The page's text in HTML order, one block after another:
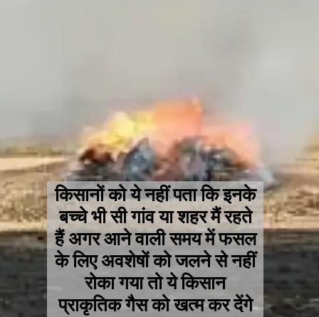
किसानों को ये नहीं पता कि इनके
बच्चे भी सी गांव या शहर मैं रहते
हैं अगर आने वाली समय में फसल
के लिए अवशेषों को जलने से नहीं
रोका गया तो ये किसान
प्राकृतिक गैस को खत्म कर देंगे